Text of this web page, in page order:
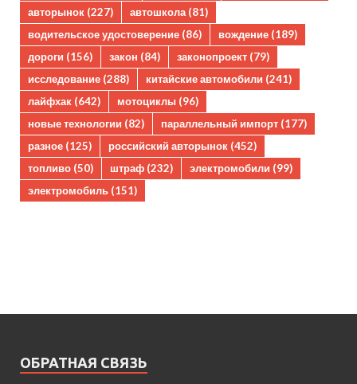
авторынок (227) автошкола(81)
водительское удостоверение (86) вождение (189)
дороги (156) закон (84) законопроект (79)
исследование (288) китайские автомобили (241)
лайфхак (642) мотоциклы (96)
новые технологии (82) параллельный импорт (177)
разное (125) российский авторынок (452)
топливо (50) штраф (232) электромобили (99)
электромобиль (151)
ОБРАТНАЯ СВЯЗЬ